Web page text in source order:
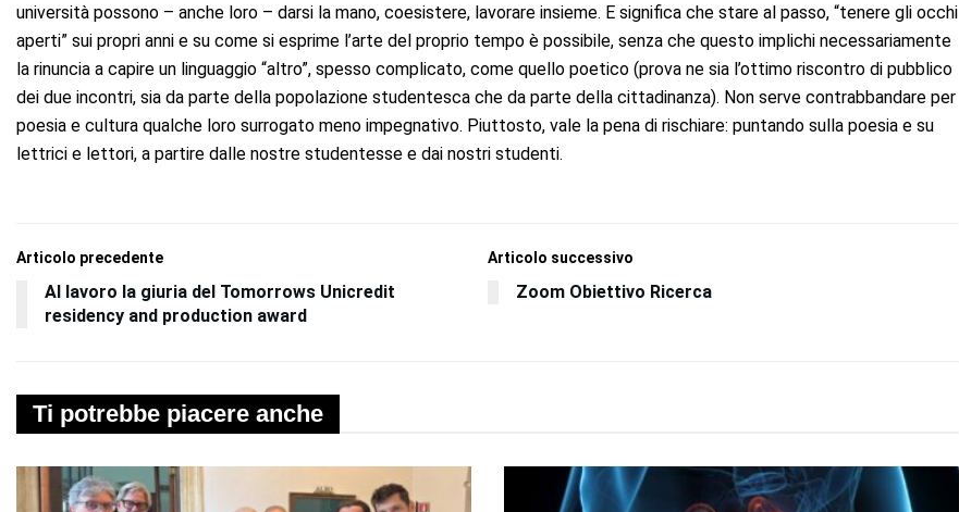
università possono – anche loro – darsi la mano, coesistere, lavorare insieme. E significa che stare al passo, “tenere gli occhi
aperti” sui propri anni e su come si esprime l’arte del proprio tempo è possibile, senza che questo implichi necessariamente
la rinuncia a capire un linguaggio “altro”, spesso complicato, come quello poetico (prova ne sia l’ottimo riscontro di pubblico
dei due incontri, sia da parte della popolazione studentesca che da parte della cittadinanza). Non serve contrabbandare per
poesia e cultura qualche loro surrogato meno impegnativo. Piuttosto, vale la pena di rischiare: puntando sulla poesia e su
lettrici e lettori, a partire dalle nostre studentesse e dai nostri studenti.
Articolo precedente
Al lavoro la giuria del Tomorrows Unicredit
residency and production award
Articolo successivo
Zoom Obiettivo Ricerca
Ti potrebbe piacere anche